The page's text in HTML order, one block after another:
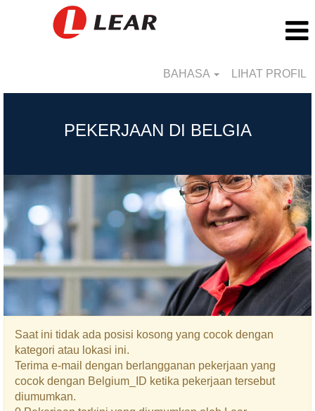
BAHASA LIHAT PROFIL
PEKERJAAN DI BELGIA
Saat ini tidak ada posisi kosong yang cocok dengan
kategori atau lokasi ini.
Terima e-mail dengan berlangganan pekerjaan yang
cocok dengan Belgium_ID ketika pekerjaan tersebut
diumumkan.